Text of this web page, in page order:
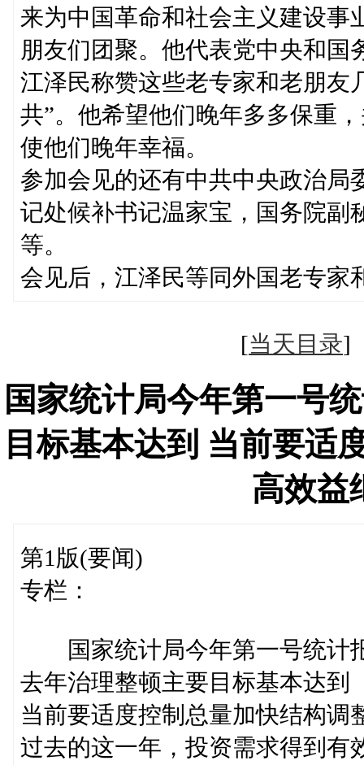
来为中国革命和社会主义建设事
朋友们团聚。他代表党中央和国
江泽民称赞这些老专家和老朋友
共”。他希望他们晚年多多保重
使他们晚年幸福。
参加会见的还有中共中央政治局
记处候补书记温家宝，国务院副
等。
会见后，江泽民等同外国老专家
[当天目录
国家统计局今年第一号
目标基本达到 当前要适
高效益
第1版(要闻)
专栏：
国家统计局今年第一号统计
去年治理整顿主要目标基本达到
当前要适度控制总量加快结构调
过去的这一年，投资需求得到有